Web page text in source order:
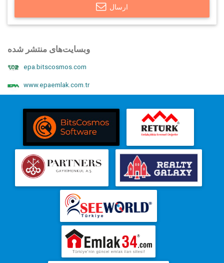
ارسال
وبسایت‌های منتشر شده
epa.bitscosmos.com
www.epaemlak.com.tr